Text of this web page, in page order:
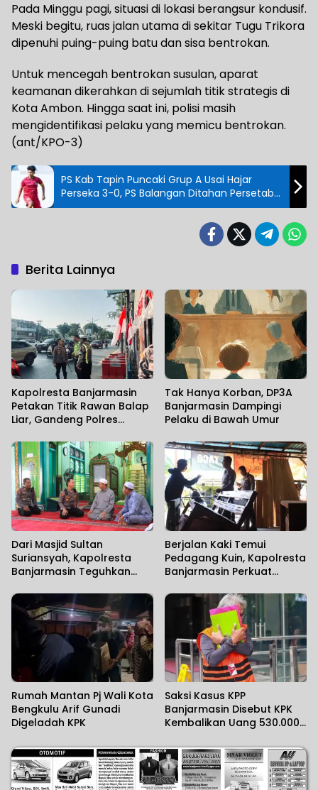
Pada Minggu pagi, situasi di lokasi berangsur kondusif.
Meski begitu, ruas jalan utama di sekitar Tugu Trikora
dipenuhi puing-puing batu dan sisa bentrokan.
Untuk mencegah bentrokan susulan, aparat
keamanan dikerahkan di sejumlah titik strategis di
Kota Ambon. Hingga saat ini, polisi masih
mengidentifikasi pelaku yang memicu bentrokan.
(ant/KPO-3)
PS Kab Tapin Puncaki Grup A Usai Hajar
Perseka 3-0, PS Balangan Ditahan Persetab
di Liga 4 Kalsel
Berita Lainnya
Kapolresta Banjarmasin
Petakan Titik Rawan Balap
Liar, Gandeng Polres
Pencegahan
Tak Hanya Korban, DP3A
Banjarmasin Dampingi
Pelaku di Bawah Umur
Dari Masjid Sultan
Suriansyah, Kapolresta
Banjarmasin Teguhkan
Masyarakat
Berjalan Kaki Temui
Pedagang Kuin, Kapolresta
Banjarmasin Perkuat
Masyarakat
Rumah Mantan Pj Wali Kota
Bengkulu Arif Gunadi
Digeladah KPK
Saksi Kasus KPP
Banjarmasin Disebut KPK
Kembalikan Uang 530.000